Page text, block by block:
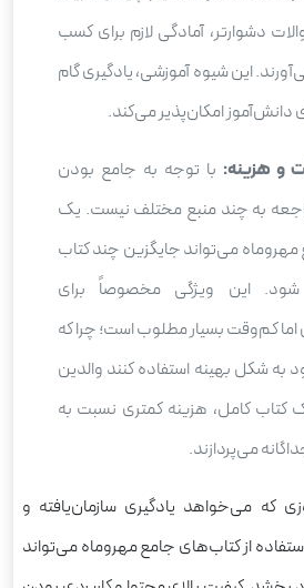
دشوارتر، آمادگی لازم برای کسب
این شیوه آموزشی، یادگیری گام
دانش‌آموز امکان‌پذیر می‌کند.
و هزینه: با توجه به جامع بودن
به چند منبع مختلف نیست. یک
می‌تواند جایگزین چند کتاب
این ویژگی مخصوصاً برای
اما کم‌وقت بسیار مطلوب است؛ چرا که
به شکل بهینه استفاده کنند والدین
کتاب کامل، هزینه کمتری نسبت به
می‌پردازند.
که می‌خواهد یادگیری سازمان‌یافته و
از کتاب‌های جامع مهروماه می‌تواند